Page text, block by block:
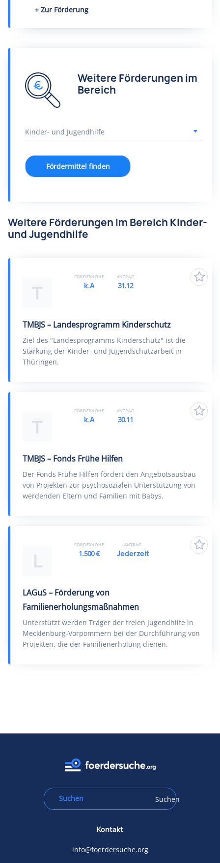
Zur Förderung
Weitere Förderungen im
Bereich
Fördermittel finden
Weitere Förderungen im Bereich Kinder-
und Jugendhilfe
T
TMBJS – Landesprogramm Kinderschutz
Ziel des "Landesprogramms Kinderschutz" ist die
Stärkung der Kinder- und Jugendschutzarbeit in
Thüringen.
FÖRDERHÖHE
k.A
ANTRAG
31.12
T
TMBJS – Fonds Frühe Hilfen
Der Fonds Frühe Hilfen fördert den Angebotsausbau
von Projekten zur psychosozialen Unterstützung von
werdenden Eltern und Familien mit Babys.
FÖRDERHÖHE
k.A
ANTRAG
30.11
L
LAGuS – Förderung von
Familienerholungsmaßnahmen
Unterstützt werden Träger der freien Jugendhilfe in
Mecklenburg-Vorpommern bei der Durchführung von
Projekten, die der Familienerholung dienen.
FÖRDERHÖHE
1.500 €
ANTRAG
Jederzeit
Suchen
Kontakt
info@foerdersuche.org